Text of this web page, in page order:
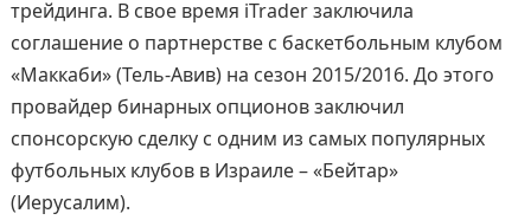
трейдинга. В свое время iTrader заключила
соглашение о партнерстве с баскетбольным клубом
«Маккаби» (Тель-Авив) на сезон 2015/2016. До этого
провайдер бинарных опционов заключил
спонсорскую сделку с одним из самых популярных
футбольных клубов в Израиле – «Бейтар»
(Иерусалим).